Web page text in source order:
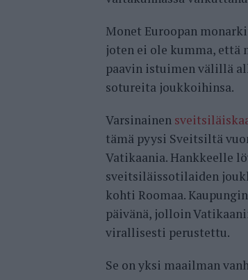
Monet Euroopan
joten ei ole kumma,
paavin istuimen välillä
sotureita joukkoihinsa.
Varsinainen
tämä pyysi Sveitsiltä
Vatikaania. Hankkeelle
sveitsiläissotilaiden
kohti Roomaa.
päivänä, jolloin
virallisesti perustettu.
Se on yksi maailman